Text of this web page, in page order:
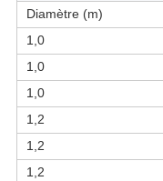
Diamètre (m)
1,0
1,0
1,0
1,2
1,2
1,2